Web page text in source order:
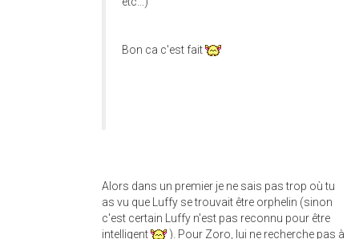
Bon ca c'est fait
Alors dans un premier je ne sais pas trop où tu
as vu que Luffy se trouvait être orphelin (sinon
c'est certain Luffy n'est pas reconnu pour être
intelligent
). Pour Zoro, lui ne recherche pas à